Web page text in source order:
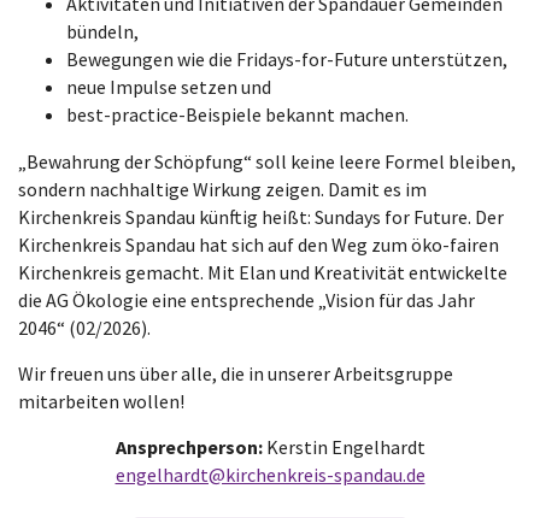
bündeln,
Bewegungen wie die Fridays-for-Future unterstützen,
neue Impulse setzen und
best-practice-Beispiele bekannt machen.
„Bewahrung der Schöpfung“ soll keine leere Formel bleiben,
sondern nachhaltige Wirkung zeigen. Damit es im
Kirchenkreis Spandau künftig heißt: Sundays for Future. Der
Kirchenkreis Spandau hat sich auf den Weg zum öko-fairen
Kirchenkreis gemacht. Mit Elan und Kreativität entwickelte
die AG Ökologie eine entsprechende „Vision für das Jahr
2046“ (02/2026).
Wir freuen uns über alle, die in unserer Arbeitsgruppe
mitarbeiten wollen!
Ansprechperson:Kerstin Engelhardt
engelhardt@kirchenkreis-spandau.de